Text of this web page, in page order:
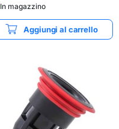
In magazzino
Aggiungi al carrello